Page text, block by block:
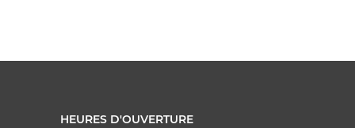
HEURES D'OUVERTURE